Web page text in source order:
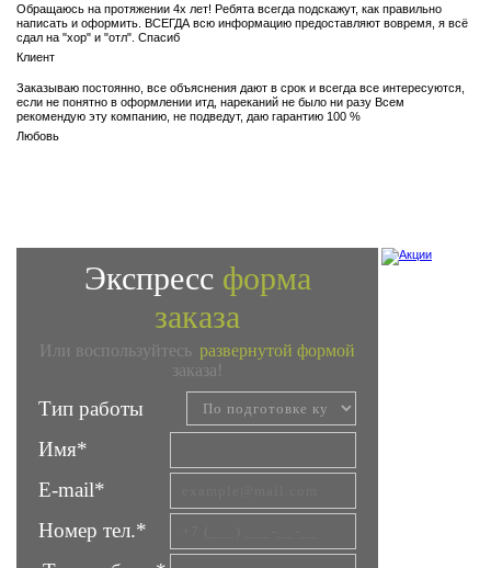
Обращаюсь на протяжении 4х лет! Ребята всегда подскажут, как правильно
написать и оформить. ВСЕГДА всю информацию предоставляют вовремя, я всё
сдал на "хор" и "отл". Спасиб
Клиент
Заказываю постоянно, все объяснения дают в срок и всегда все интересуются,
если не понятно в оформлении итд, нареканий не было ни разу Всем
рекомендую эту компанию, не подведут, даю гарантию 100 %
Любовь
Экспресс форма
заказа
Или воспользуйтесь развернутой формой
заказа!
Тип работы
Имя*
E-mail*
Номер тел.*